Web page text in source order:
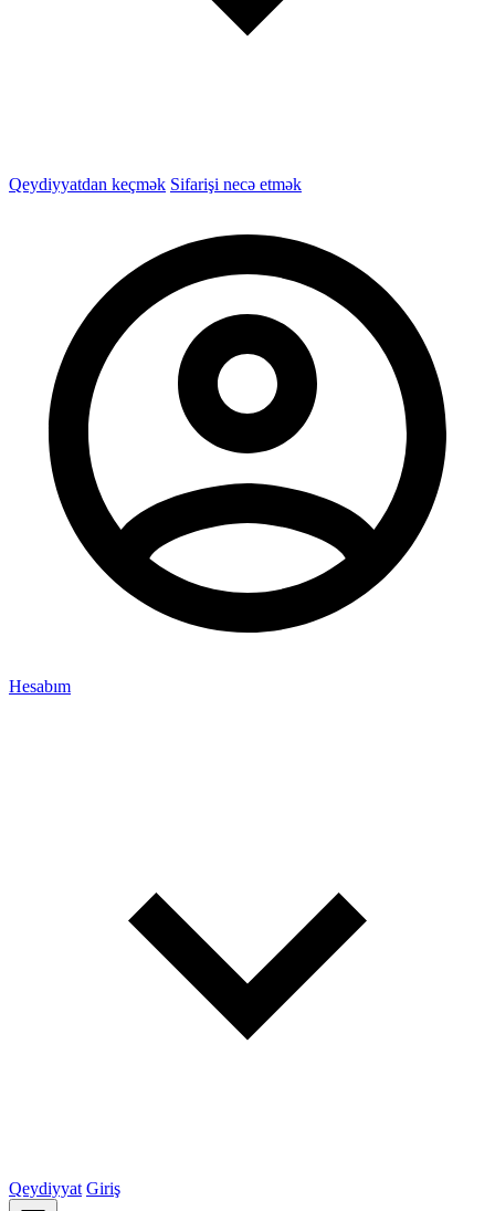
Qeydiyyatdan keçmək Sifarişi necə etmək
Hesabım
Qeydiyyat Giriş